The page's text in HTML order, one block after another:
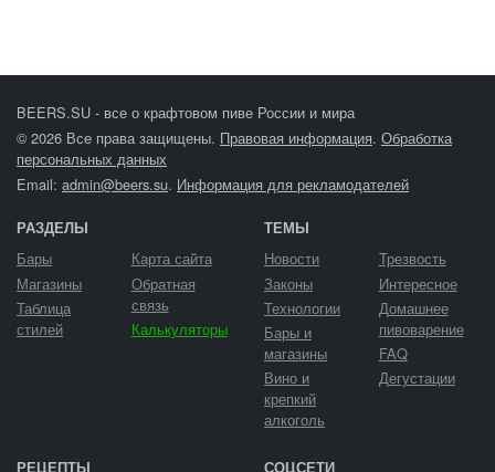
BEERS.SU - все о крафтовом пиве России и мира
© 2026 Все права защищены. Правовая информация. Обработка
персональных данных
Email: admin@beers.su. Информация для рекламодателей
РАЗДЕЛЫ
Бары
Магазины
Таблица
стилей
Карта сайта
Обратная
связь
Калькуляторы
ТЕМЫ
Новости
Законы
Технологии
Бары и
магазины
Вино и
крепкий
алкоголь
Трезвость
Интересное
Домашнее
пивоварение
FAQ
Дегустации
РЕЦЕПТЫ СОЦСЕТИ